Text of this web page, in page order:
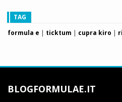
TAG
formula e | ticktum | cupra kiro |
BLOGFORMULAE.IT